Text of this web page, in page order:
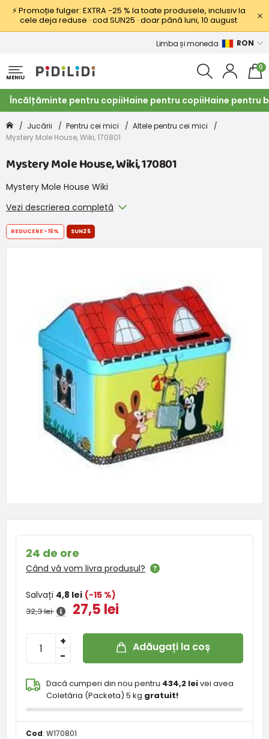
⚡ Promoție fulger: EXTRA −25 % la toate produsele, inclusiv la
cele deja reduse · cod SUN25 · doar până luni, 10 august
Limba și moneda RON
MENIU
0
Încălțăminte pentru copiiHaine pentru copiiHaine pentru
Jucării Pentru cei mici
Altele pentru cei mici
Mystery Mole House, Wiki, 170801
Mystery Mole House, Wiki, 170801
Mystery Mole House Wiki
Vezi descrierea completă
24 de ore
Când vă vom livra produsul?
Salvați 4,8 lei (-15 %)
32,3 lei 27,5 lei
-
+ Adăugați la coș
Dacă cumperi din nou pentru 434,2 leivei avea
Coletăria (Packeta) 5 kg gratuit!
Cod: W170801
REDUCERE -15% SUN25